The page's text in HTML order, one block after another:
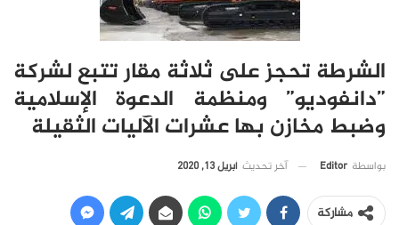
الشرطة تحجز على ثلاثة مقار تتبع لشركة
”دانفوديو” ومنظمة الدعوة الإسلامية
وضبط مخازن بها عشرات الآليات الثقيلة
بواسطة Editor آخر تحديث أبريل 13, 2020
مشاركة